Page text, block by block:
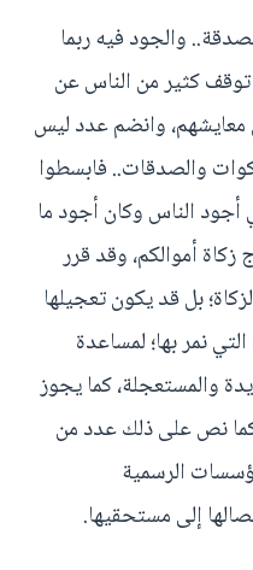
والجود فيه ربما
كثير من الناس عن
معايشهم، وانضم عدد ليس
والصدقات.. فابسطوا
أجود الناس وكان أجود ما
أموالكم، وقد قرر
بل قد يكون تعجيلها
نمر بها؛ لمساعدة
والمستعجلة، كما يجوز
نص على ذلك عدد من
الرسمية
إلى مستحقيها.